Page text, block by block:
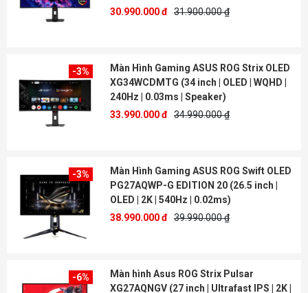
30.990.000 đ 31.900.000 ₫
-3%
Màn Hình Gaming ASUS ROG Strix OLED
XG34WCDMTG (34 inch | OLED | WQHD |
240Hz | 0.03ms | Speaker)
33.990.000 đ 34.990.000 ₫
-3%
Màn Hình Gaming ASUS ROG Swift OLED
PG27AQWP-G EDITION 20 (26.5 inch |
OLED | 2K | 540Hz | 0.02ms)
38.990.000 đ 39.990.000 ₫
-6%
Màn hình Asus ROG Strix Pulsar
XG27AQNGV (27 inch | Ultrafast IPS | 2K |